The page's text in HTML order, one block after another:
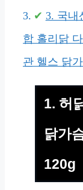
3. 국내
합 홀리닭
관 헬스 닭
1. 허
닭가
120g